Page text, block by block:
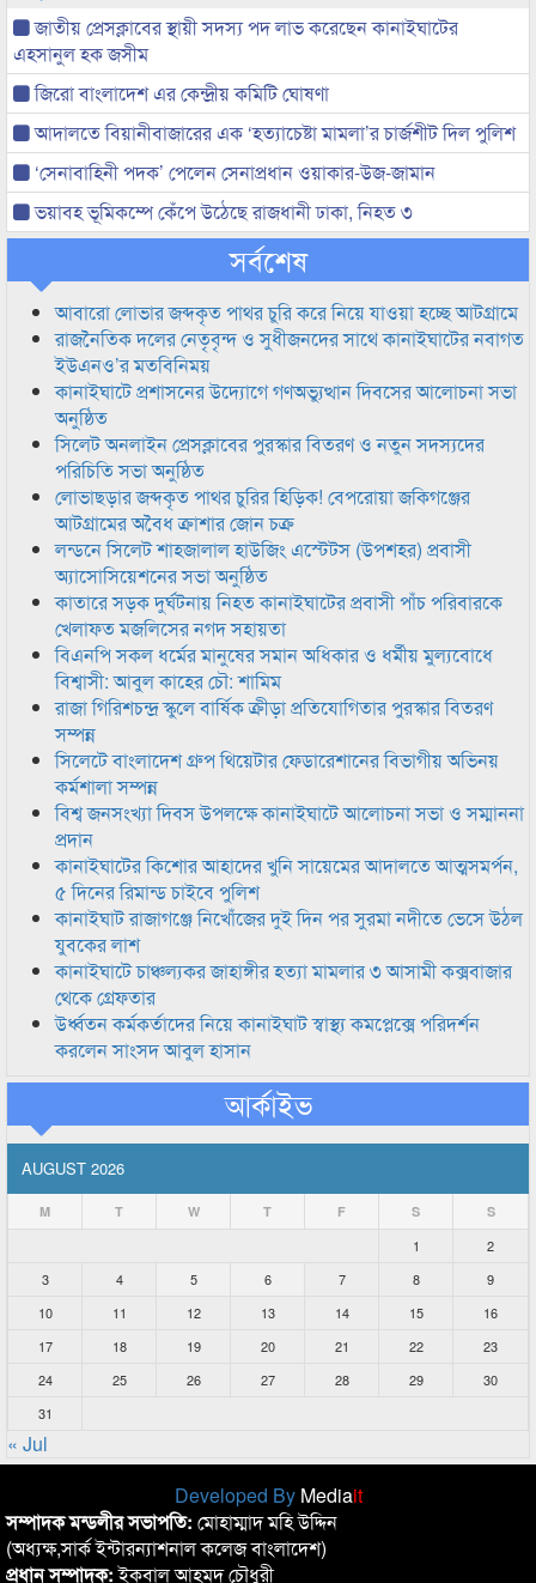
জাতীয় প্রেসক্লাবের স্থায়ী সদস্য পদ লাভ করেছেন কানাইঘাটের
এহসানুল হক জসীম
জিরো বাংলাদেশ এর কেন্দ্রীয় কমিটি ঘোষণা
আদালতে বিয়ানীবাজারের এক ‘হত্যাচেষ্টা মামলা’র চার্জশীট দিল পুলিশ
‘সেনাবাহিনী পদক’ পেলেন সেনাপ্রধান ওয়াকার-উজ-জামান
ভয়াবহ ভূমিকম্পে কেঁপে উঠেছে রাজধানী ঢাকা, নিহত ৩
সর্বশেষ
আবারো লোভার জব্দকৃত পাথর চুরি করে নিয়ে যাওয়া হচ্ছে আটগ্রামে
রাজনৈতিক দলের নেতৃবৃন্দ ও সুধীজনদের সাথে কানাইঘাটের নবাগত
ইউএনও’র মতবিনিময়
কানাইঘাটে প্রশাসনের উদ্যোগে গণঅভ্যুত্থান দিবসের আলোচনা সভা
অনুষ্ঠিত
সিলেট অনলাইন প্রেসক্লাবের পুরস্কার বিতরণ ও নতুন সদস্যদের
পরিচিতি সভা অনুষ্ঠিত
লোভাছড়ার জব্দকৃত পাথর চুরির হিড়িক! বেপরোয়া জকিগঞ্জের
আটগ্রামের অবৈধ ক্রাশার জোন চক্র
লন্ডনে সিলেট শাহজালাল হাউজিং এস্টেটস (উপশহর) প্রবাসী
অ্যাসোসিয়েশনের সভা অনুষ্ঠিত
কাতারে সড়ক দুর্ঘটনায় নিহত কানাইঘাটের প্রবাসী পাঁচ পরিবারকে
খেলাফত মজলিসের নগদ সহায়তা
বিএনপি সকল ধর্মের মানুষের সমান অধিকার ও ধর্মীয় মুল্যবোধে
বিশ্বাসী: আবুল কাহের চৌ: শামিম
রাজা গিরিশচন্দ্র স্কুলে বার্ষিক ক্রীড়া প্রতিযোগিতার পুরস্কার বিতরণ
সম্পন্ন
সিলেটে বাংলাদেশ গ্রুপ থিয়েটার ফেডারেশানের বিভাগীয় অভিনয়
কর্মশালা সম্পন্ন
বিশ্ব জনসংখ্যা দিবস উপলক্ষে কানাইঘাটে আলোচনা সভা ও সম্মাননা
প্রদান
কানাইঘাটের কিশোর আহাদের খুনি সায়েমের আদালতে আত্মসমর্পন,
৫ দিনের রিমান্ড চাইবে পুলিশ
কানাইঘাট রাজাগঞ্জে নিখোঁজের দুই দিন পর সুরমা নদীতে ভেসে উঠল
যুবকের লাশ
কানাইঘাটে চাঞ্চল্যকর জাহাঙ্গীর হত্যা মামলার ৩ আসামী কক্সবাজার
থেকে গ্রেফতার
উর্ধ্বতন কর্মকর্তাদের নিয়ে কানাইঘাট স্বাস্থ্য কমপ্লেক্সে পরিদর্শন
করলেন সাংসদ আবুল হাসান
আর্কাইভ
AUGUST 2026
M T W T F S S
1
2
3
4 5 6 7 8
9
10
11 12 13 14 15
16
17
18 19 20 21 22
23
24
25 26 27 28 29
30
31
« Jul
Developed By Mediait
সম্পাদক মন্ডলীর সভাপতি: মোহাম্মাদ মহি উদ্দিন
(অধ্যক্ষ,সার্ক ইন্টারন্যাশনাল কলেজ বাংলাদেশ)
প্রধান সম্পাদক:ইকবাল আহমদ চৌধুরী